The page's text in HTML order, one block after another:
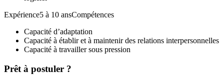
Expérience5 à 10 ansCompétences
Capacité d’adaptation
Capacité à établir et à maintenir des relations interpersonnelles
Capacité à travailler sous pression
Prêt à postuler ?